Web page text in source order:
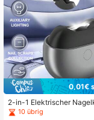
0,01€
2-in-1 Elektrischer
tomatischer Trimmer,
10 übrig